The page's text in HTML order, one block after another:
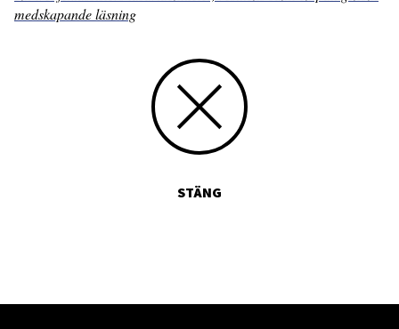
medskapande läsning
STÄNG